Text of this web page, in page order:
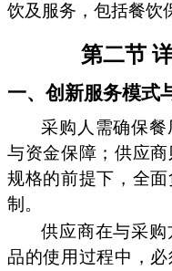
饮及服务，包括餐饮
第二节
一、创新服务模式
采购人需确保
与资金保障；供应
规格的前提下，全
制。
供应商在与采
品的使用过程中，